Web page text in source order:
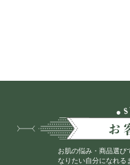
お肌の悩み・商品選び
なりたい自分になれる